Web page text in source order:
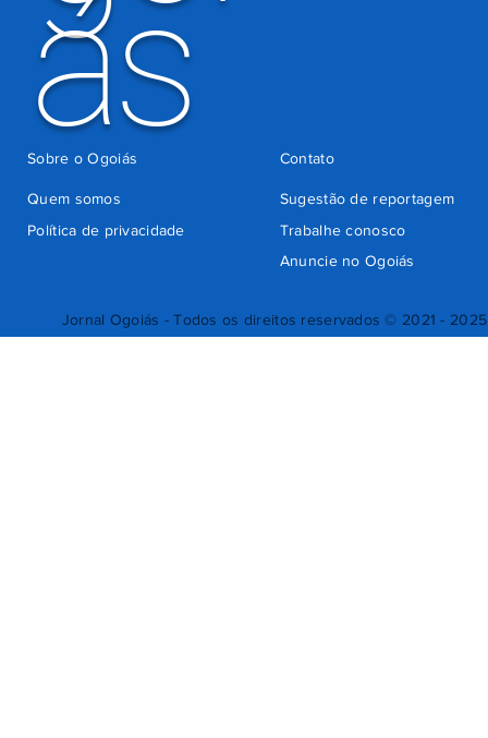
Jornal Ogoiás - Todos os direitos reservados © 2021 - 2025
ás
Quem somos
Sugestão de reportagem
Trabalhe conosco
Política de privacidade
Anuncie no Ogoiás
Contato
Sobre o Ogoiás